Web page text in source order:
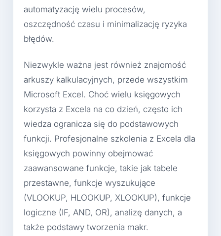
automatyzację wielu procesów,
oszczędność czasu i minimalizację ryzyka
błędów.
Niezwykle ważna jest również znajomość
arkuszy kalkulacyjnych, przede wszystkim
Microsoft Excel. Choć wielu księgowych
korzysta z Excela na co dzień, często ich
wiedza ogranicza się do podstawowych
funkcji. Profesjonalne szkolenia z Excela dla
księgowych powinny obejmować
zaawansowane funkcje, takie jak tabele
przestawne, funkcje wyszukujące
(VLOOKUP, HLOOKUP, XLOOKUP), funkcje
logiczne (IF, AND, OR), analizę danych, a
także podstawy tworzenia makr.